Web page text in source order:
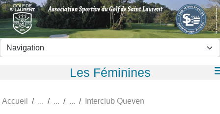
Les Féminines
Accueil Interclub Queven
Panneau de gestion des cookies